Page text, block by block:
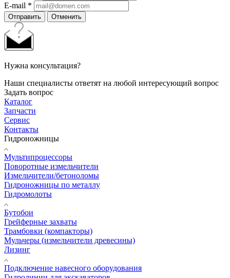
E-mail *
Отправить Отменить
Нужна консультация?
Наши специалисты ответят на любой интересующий вопрос
Задать вопрос
Каталог
Запчасти
Сервис
Контакты
Гидроножницы
Мультипроцессоры
Поворотные измельчители
Измельчители/бетоноломы
Гидроножницы по металлу
Гидромолоты
Бутобои
Грейферные захваты
Трамбовки (компакторы)
Мульчеры (измельчители древесины)
Лизинг
Подключение навесного оборудования